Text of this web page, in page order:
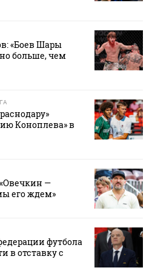
«Боев Шары
больше, чем
Коноплева» в
—
его ждем»
футбола
в отставку с